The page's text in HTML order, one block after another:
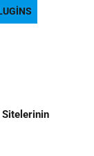
Sitelerinin